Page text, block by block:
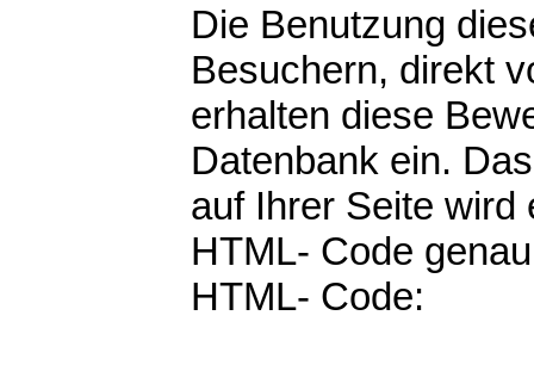
Die Benutzung
Besuchern, direkt
erhalten diese
Datenbank ein.
auf Ihrer Seite wird
HTML- Code
HTML- Code: